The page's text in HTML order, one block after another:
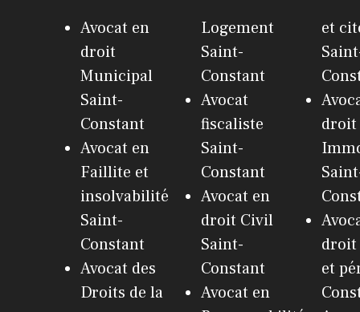
Avocat en
droit
Municipal
Saint-
Constant
Avocat en
Faillite et
insolvabilité
Saint-
Constant
Avocat des
Droits de la
Logement
Saint-
Constant
Avocat
fiscaliste
Saint-
Constant
Avocat en
droit Civil
Saint-
Constant
Avocat en
et
droit
et